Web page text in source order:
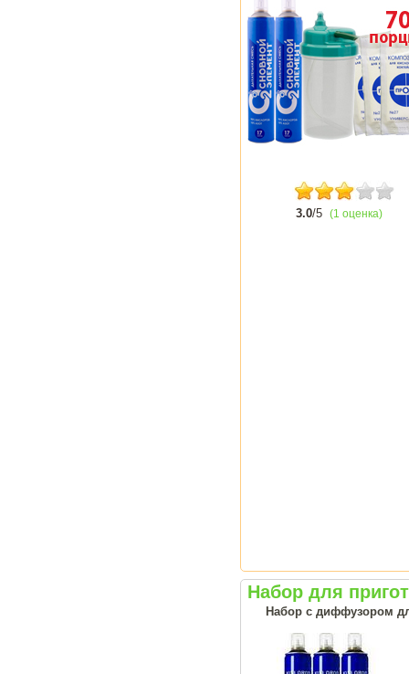
3.0/5 (1 оценка)
Набор для
Набор с диффузором